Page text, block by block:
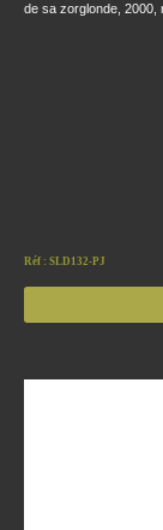
de sa zorglonde, 2000,
Réf : SLD132-PJ